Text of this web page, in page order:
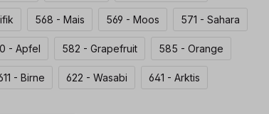
568 - Mais 569 - Moos 571 - Sahara
- Apfel 582 - Grapefruit 585 - Orange
- Birne 622 - Wasabi 641 - Arktis